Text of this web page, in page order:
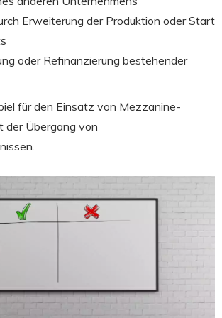
Erweiterung der Produktion oder Start
oder Refinanzierung bestehender
für den Einsatz von Mezzanine-
der Übergang von